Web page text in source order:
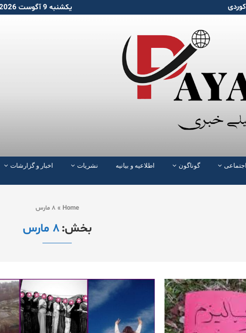
کوردی یکشنبه 9 آگوست 2026
گوناگون اطلاعیه و بیانیه نشریات اخبار و گزارشات
Home
» ٨ مارس
بخش:٨ مارس